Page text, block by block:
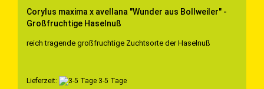
Corylus maxima x avellana "Wunder aus Bollweiler" -
Großfruchtige Haselnuß
reich tragende großfruchtige Zuchtsorte der Haselnuß
Lieferzeit: 3-5 Tage